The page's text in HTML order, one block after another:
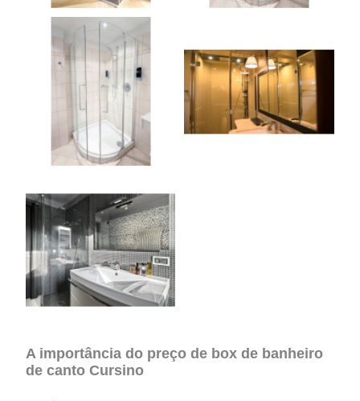
A importância do preço de box de banheiro
de canto Cursino